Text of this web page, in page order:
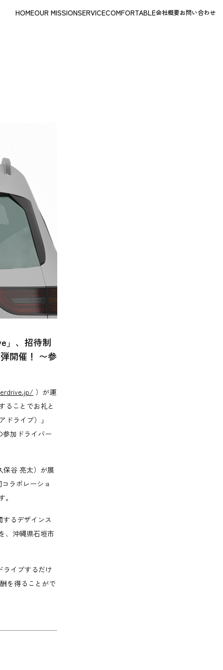
HOMEOUR MISSIONSERVICECOMFORTABLE会社概要お問い合わせ
」、招待制
開催！ 〜参
）が運
ることでお礼と
ライブ）」
参加ドライバー
保谷 亮太）が展
ラボレーショ
るデザインス
、沖縄県石垣市
ライブするだけ
を得ることがで